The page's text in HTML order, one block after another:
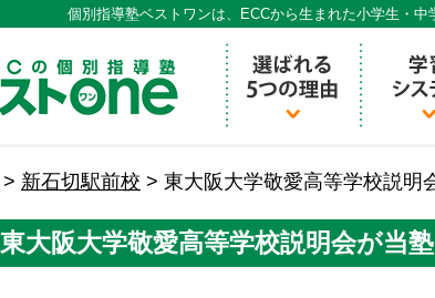
個別指導塾ベストワンは、ECCから生まれた小学生・
ECCの個別指導ECCベスト
> 新石切駅前校 > 東大阪大学敬愛高等学校説明
東大阪大学敬愛高等学校説明会が当